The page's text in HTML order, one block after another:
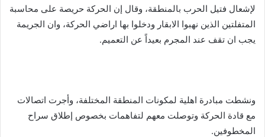
لإشعال فتيل الحرب بالمنطقة، وقال إن الحركة حريصة على محاسبة
المتفلتين الذين نهبوا الابقار ودخلوا بها اراضي الحركة، وان الجريمة
يجب ان تقف عند المجرم بعيداً عن التعميم.
ونشطت مبادرة اهلية لمكونات المنطقة المختلفة، وأجرت اتصالات
مع قادة الحركة وتوصلت معهم لتفاهمات بخصوص إطلاق سراح
المخطوفين.